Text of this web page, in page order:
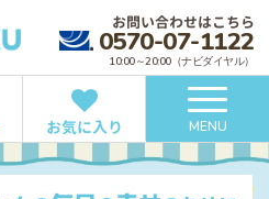
お問い合わせはこちら
0570-07-1122
10:00～20:00（ナビダイヤル）
お気に入り MENU